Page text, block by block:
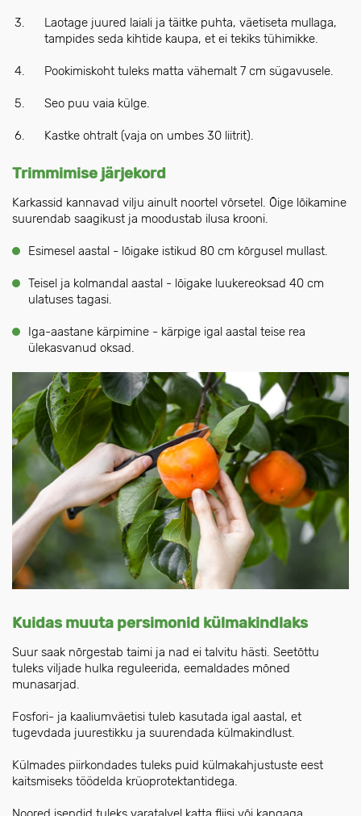
Laotage juured laiali ja täitke puhta, väetiseta mullaga,
tampides seda kihtide kaupa, et ei tekiks tühimikke.
Pookimiskoht tuleks matta vähemalt 7 cm sügavusele.
Seo puu vaia külge.
Kastke ohtralt (vaja on umbes 30 liitrit).
Trimmimise järjekord
Karkassid kannavad vilju ainult noortel võrsetel. Õige lõikamine
suurendab saagikust ja moodustab ilusa krooni.
Esimesel aastal - lõigake istikud 80 cm kõrgusel mullast.
Teisel ja kolmandal aastal - lõigake luukereoksad 40 cm
ulatuses tagasi.
Iga-aastane kärpimine - kärpige igal aastal teise rea
ülekasvanud oksad.
Kuidas muuta persimonid külmakindlaks
Suur saak nõrgestab taimi ja nad ei talvitu hästi. Seetõttu
tuleks viljade hulka reguleerida, eemaldades mõned
munasarjad.
Fosfori- ja kaaliumväetisi tuleb kasutada igal aastal, et
tugevdada juurestikku ja suurendada külmakindlust.
Külmades piirkondades tuleks puid külmakahjustuste eest
kaitsmiseks töödelda krüoprotektantidega.